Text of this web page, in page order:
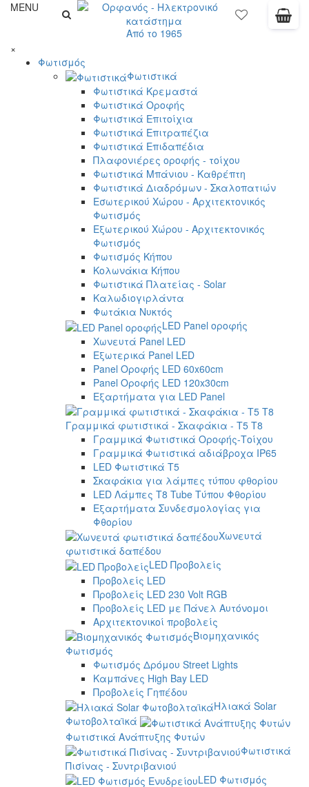
MENU
Από το 1965
×
Φωτισμός
Φωτιστικά
Φωτιστικά Κρεμαστά
Φωτιστικά Οροφής
Φωτιστικά Επιτοίχια
Φωτιστικά Επιτραπέζια
Φωτιστικά Επιδαπέδια
Πλαφονιέρες οροφής - τοίχου
Φωτιστικά Μπάνιου - Καθρέπτη
Φωτιστικά Διαδρόμων - Σκαλοπατιών
Εσωτερικού Χώρου - Αρχιτεκτονικός
Φωτισμός
Εξωτερικού Χώρου - Αρχιτεκτονικός
Φωτισμός
Φωτισμός Κήπου
Κολωνάκια Κήπου
Φωτιστικά Πλατείας - Solar
Καλωδιογιρλάντα
Φωτάκια Νυκτός
LED Panel οροφής
Χωνευτά Panel LED
Εξωτερικά Panel LED
Panel Οροφής LED 60x60cm
Panel Οροφής LED 120x30cm
Εξαρτήματα για LED Panel
Γραμμικά φωτιστικά - Σκαφάκια - Τ5 T8
Γραμμικά Φωτιστικά Οροφής-Τοίχου
Γραμμικά Φωτιστικά αδιάβροχα IP65
LED Φωτιστικά T5
Σκαφάκια για λάμπες τύπου φθορίου
LED Λάμπες T8 Tube Τύπου Φθορίου
Εξαρτήματα Συνδεσμολογίας για
Φθορίου
Χωνευτά
φωτιστικά δαπέδου
LED Προβολείς
Προβολείς LED
Προβολείς LED 230 Volt RGB
Προβολείς LED με Πάνελ Αυτόνομοι
Αρχιτεκτονικοί προβολείς
Βιομηχανικός
Φωτισμός
Φωτισμός Δρόμου Street Lights
Καμπάνες High Bay LED
Προβολείς Γηπέδου
Ηλιακά Solar
Φωτοβολταϊκά
Φωτιστικά Ανάπτυξης Φυτών
Φωτιστικά
Πισίνας - Συντριβανιού
LED Φωτισμός